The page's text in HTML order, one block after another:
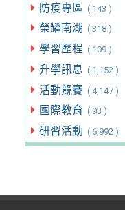
防疫專區 ( 143 )
榮耀南湖 ( 318 )
學習歷程 ( 109 )
升學訊息 ( 1,152 )
活動競賽 ( 4,147 )
國際教育 ( 93 )
研習活動 ( 6,992 )